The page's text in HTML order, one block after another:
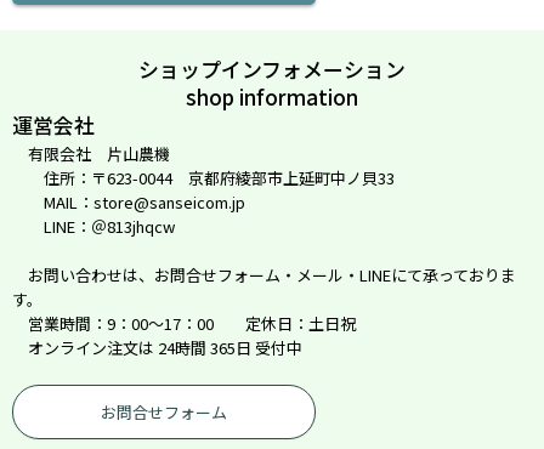
ショップインフォメーション
shop information
運営会社
有限会社 片山農機
住所：〒623-0044 京都府綾部市上延町中ノ貝33
MAIL：store@sanseicom.jp
LINE：＠813jhqcw
お問い合わせは、お問合せフォーム・メール・LINEにて承っておりま
す。
営業時間：9：00～17：00 定休日：土日祝
オンライン注文は 24時間 365日 受付中
お問合せフォーム